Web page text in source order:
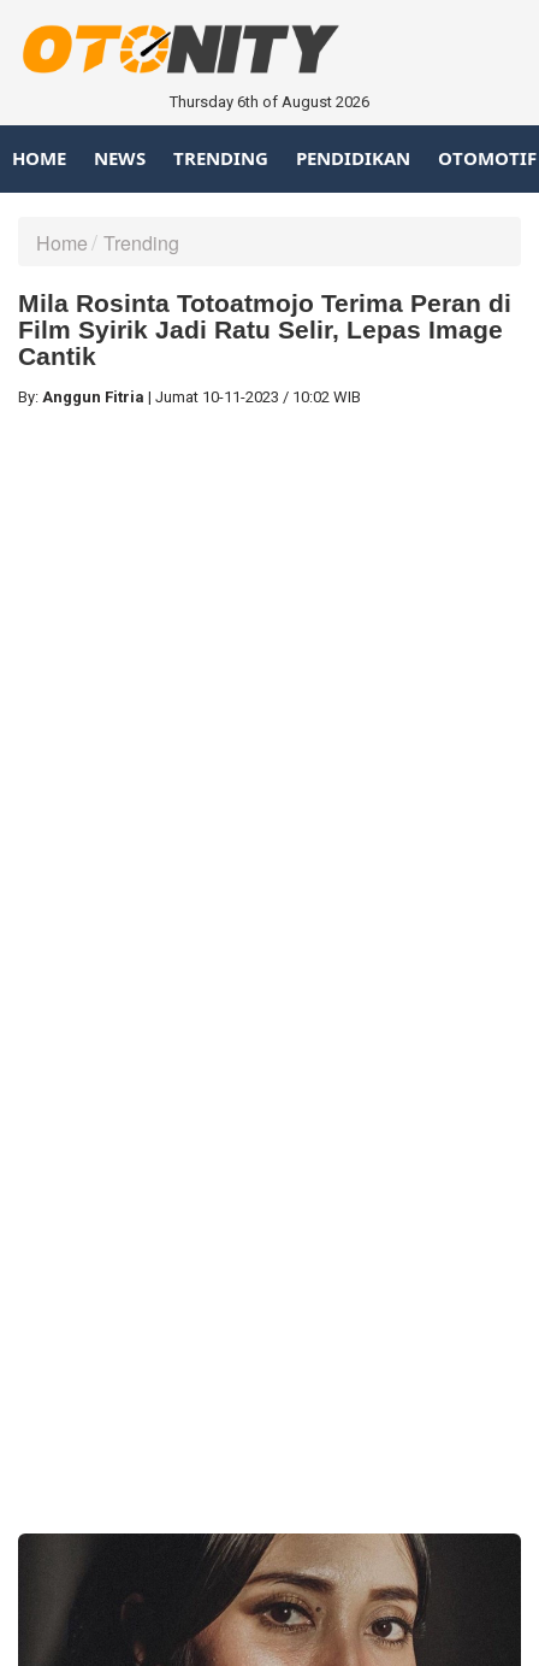
Thursday 6th of August 2026
HOME NEWS TRENDING PENDIDIKAN OTOMOTIF
Home Trending
Mila Rosinta Totoatmojo Terima Peran di
Film Syirik Jadi Ratu Selir, Lepas Image
Cantik
By: Anggun Fitria | Jumat 10-11-2023 / 10:02 WIB